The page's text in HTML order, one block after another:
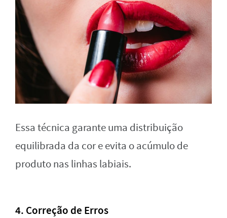
Essa técnica garante uma distribuição
equilibrada da cor e evita o acúmulo de
produto nas linhas labiais.
4. Correção de Erros